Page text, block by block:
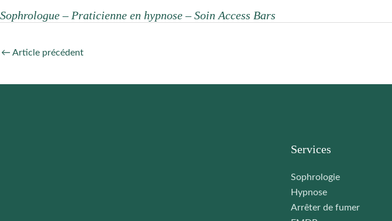
Sophrologue – Praticienne en hypnose – Soin Access Bars
← Article précédent
Services
Sophrologie
Hypnose
Arrêter de fumer